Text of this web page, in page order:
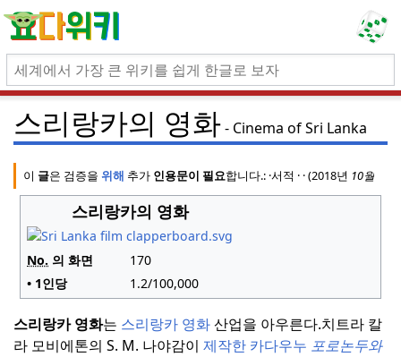
스리랑카의 영화 Cinema of Sri Lanka
이 글은 검증을위해 추가 인용문이 필요합니다.: ·서적 · ·(2018년 10월
스리랑카의 영화
No. 의 화면
170
• 1인당
1.2/100,000
스리랑카 영화는 스리랑카 영화산업을 아우른다.치트라 칼
라 모비에톤의 S. M. 나야감이 제작한 카다우누 포로논두와